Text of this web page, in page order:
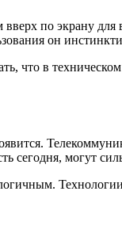
по экрану
он
что в
могут